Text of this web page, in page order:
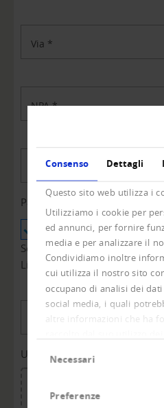
Consenso Dettagli
Questo sito web utilizza i
Utilizziamo i cookie per
ed annunci, per fornire
media e per analizzare il
Condividiamo inoltre
cui utilizza il nostro sito
occupano di analisi dei
social media, i quali
altre informazioni che ha
delNecessari
Preferenze
Via *
NPA*
Luogo*
Paese*
Svizzera
Solo per aziende con sede in
Liechtenstein.
E-mail
Upload domanda per